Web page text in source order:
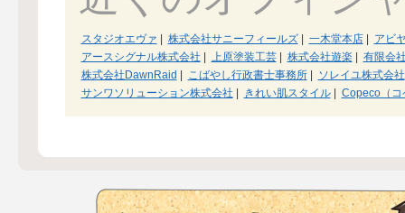
スタジオエヴァ 株式会社サニーフィールズ| 一木堂本店|
アビ
アースシグナル株式会社
上原塗装工芸| 株式会社遊楽|
有限会
株式会社DawnRaid
こばやし行政書士事務所| ソレイユ株式会社
サンワソリューション株式会社
きれい肌スタイル| Copeco（コ